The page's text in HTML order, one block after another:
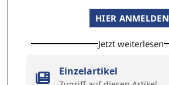
HIER ANMELDEN
Jetzt weiterlesen
Einzelartikel